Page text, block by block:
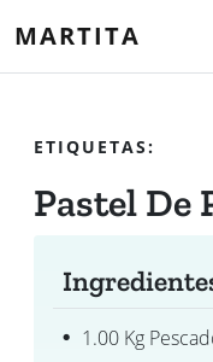
MARTITA
ETIQUETAS:
Pastel De
1.00 Kg